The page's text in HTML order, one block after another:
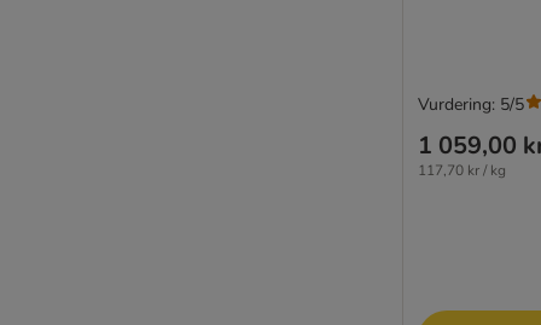
1 059,00
117,70 kr / kg
Vurdering: 5/5